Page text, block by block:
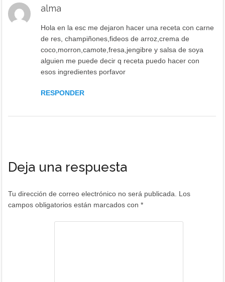
alma
Hola en la esc me dejaron hacer una receta con carne
de res, champiñones,fideos de arroz,crema de
coco,morron,camote,fresa,jengibre y salsa de soya
alguien me puede decir q receta puedo hacer con
esos ingredientes porfavor
RESPONDER
Deja una respuesta
Tu dirección de correo electrónico no será publicada. Los
campos obligatorios están marcados con*